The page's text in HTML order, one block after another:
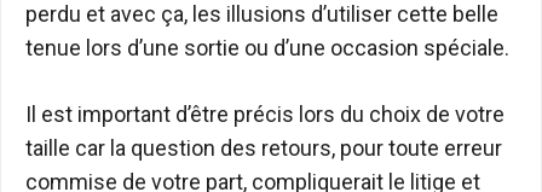
perdu et avec ça, les illusions d’utiliser cette belle
tenue lors d’une sortie ou d’une occasion spéciale.
Il est important d’être précis lors du choix de votre
taille car la question des retours, pour toute erreur
commise de votre part, compliquerait le litige et